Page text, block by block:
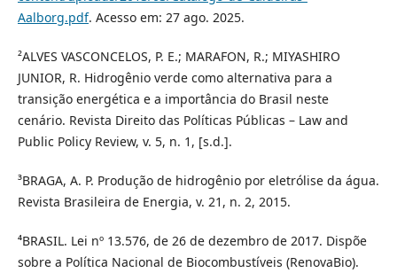
Aalborg.pdf. Acesso em: 27 ago. 2025.
²ALVES VASCONCELOS, P. E.; MARAFON, R.; MIYASHIRO
JUNIOR, R. Hidrogênio verde como alternativa para a
transição energética e a importância do Brasil neste
cenário. Revista Direito das Políticas Públicas – Law and
Public Policy Review, v. 5, n. 1, [s.d.].
³BRAGA, A. P. Produção de hidrogênio por eletrólise da água.
Revista Brasileira de Energia, v. 21, n. 2, 2015.
⁴BRASIL. Lei nº 13.576, de 26 de dezembro de 2017. Dispõe
sobre a Política Nacional de Biocombustíveis (RenovaBio).